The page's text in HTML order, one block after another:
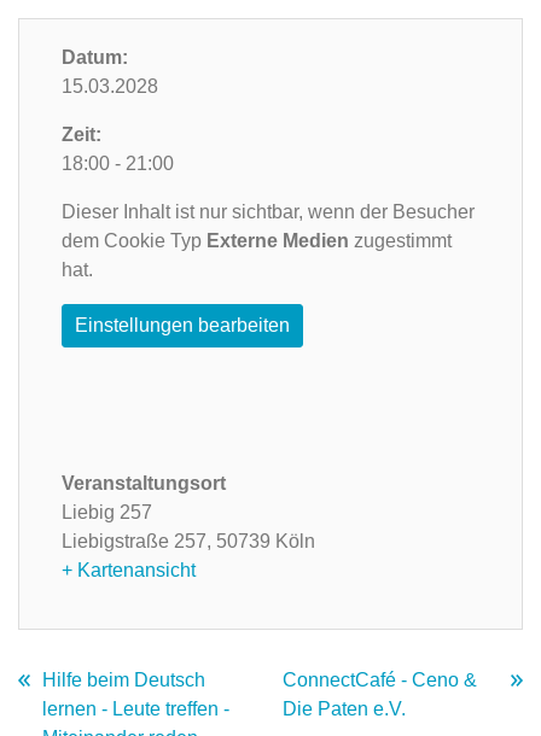
Datum:
15.03.2028
Zeit:
18:00 - 21:00
Dieser Inhalt ist nur sichtbar, wenn der Besucher
dem Cookie Typ Externe Medien zugestimmt
hat.
Einstellungen bearbeiten
Veranstaltungsort
Liebig 257
Liebigstraße 257, 50739 Köln
+ Kartenansicht
Hilfe beim Deutsch
lernen - Leute treffen -
ConnectCafé - Ceno &
Die Paten e.V.